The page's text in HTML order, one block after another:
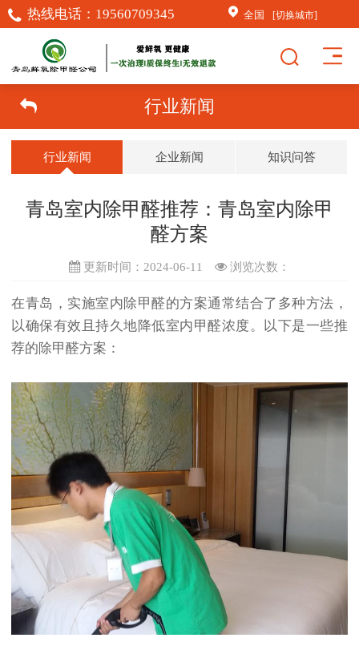
热线电话： 19560709345 全国 [切换城市]
行业新闻
行业新闻 企业新闻 知识问答
青岛室内除甲醛推荐：青岛室内除甲
醛方案
更新时间：2024-06-11 浏览次数：
在青岛，实施室内除甲醛的方案通常结合了多种方法，
以确保有效且持久地降低室内甲醛浓度。以下是一些推
荐的除甲醛方案：